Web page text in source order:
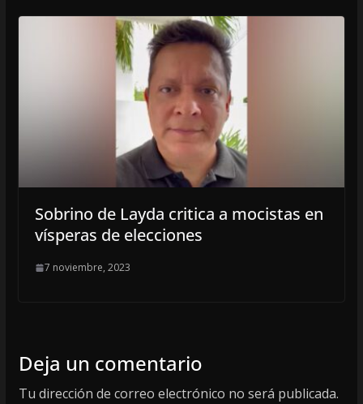
Sobrino de Layda critica a mocistas en
vísperas de elecciones
7 noviembre, 2023
Deja un comentario
Tu dirección de correo electrónico no será publicada.